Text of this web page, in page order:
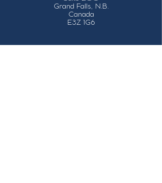
Grand Falls, N.B.
Canada
E3Z 1G6